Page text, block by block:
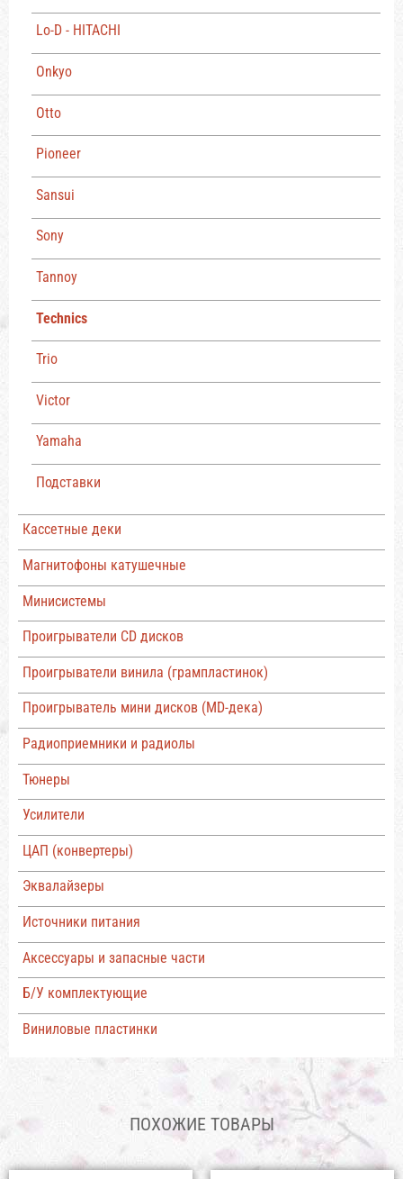
Lo-D - HITACHI
Onkyo
Otto
Pioneer
Sansui
Sony
Tannoy
Technics
Trio
Victor
Yamaha
Подставки
Кассетные деки
Магнитофоны катушечные
Минисистемы
Проигрыватели CD дисков
Проигрыватели винила (грампластинок)
Проигрыватель мини дисков (MD-дека)
Радиоприемники и радиолы
Тюнеры
Усилители
ЦАП (конвертеры)
Эквалайзеры
Источники питания
Аксессуары и запасные части
Б/У комплектующие
Виниловые пластинки
ПОХОЖИЕ ТОВАРЫ